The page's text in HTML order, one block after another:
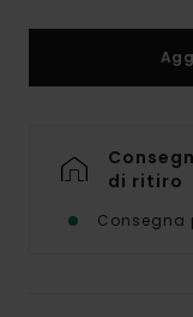
di ritiro
Consegna